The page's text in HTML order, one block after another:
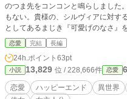
のつま先をコンコンと鳴らしました。 「今日、この場に貴様を呼んだのは他で
もない。貴様の、シルヴィアに対
としてあるまじき『可愛げのなさ』を断罪する
す。 「嫌がらせ？」 「あの公爵令嬢が？」 殿下は勢いづいて言葉を続けまし
た。 しかし、この断罪劇は、誰も予想しなかった方向へと転がり始めたので
す。
恋愛 完結 長編
24h.ポイント 63pt
小説 13,829 位 / 228,666件 恋愛
恋愛 ハッピーエンド 異世界